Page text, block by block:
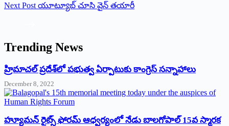
Next Post యూట్యూబ్‌ ‌చూసి వైన్‌ ‌తయారీ
Trending News
‌హ్రిమాచల్‌ ‌ప్రదేశ్‌లో పభుత్వ ఏర్పాటుకు కాంగ్రెస్‌ ‌సన్నాహాలు
December 8, 2022
హ్యూమన్‌ రైట్స్‌ ఫోరమ్‌ ఆధ్వర్యంలో నేడు బాలగోపాల్‌ 15వ స్మారక